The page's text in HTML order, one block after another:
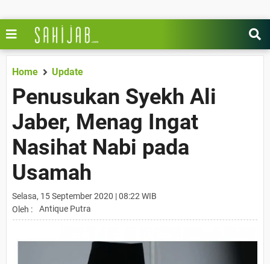
Home Update
Penusukan Syekh Ali
Jaber, Menag Ingat
Nasihat Nabi pada
Usamah
Selasa, 15 September 2020 | 08:22 WIB
Oleh :
Antique Putra